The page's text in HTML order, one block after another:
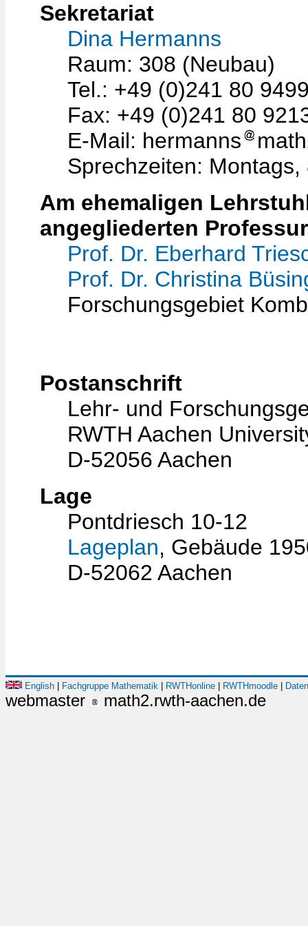
Sekretariat
Dina Hermanns
Raum: 308 (Neubau)
Tel.: +49 (0)241 80
Fax: +49 (0)241 80
E-Mail: hermanns
Sprechzeiten:
Am ehemaligen
angegliederten
Prof. Dr. Eberhard
Prof. Dr. Christina
Forschungsgebiet
Postanschrift
Lehr- und
RWTH Aachen
D-52056 Aachen
Lage
Pontdriesch 10-12
Lageplan, Gebäude
D-52062 Aachen
English Fachgruppe Mathematik RWTHonline RWTHmoodle
webmaster math2.rwth-aachen.de